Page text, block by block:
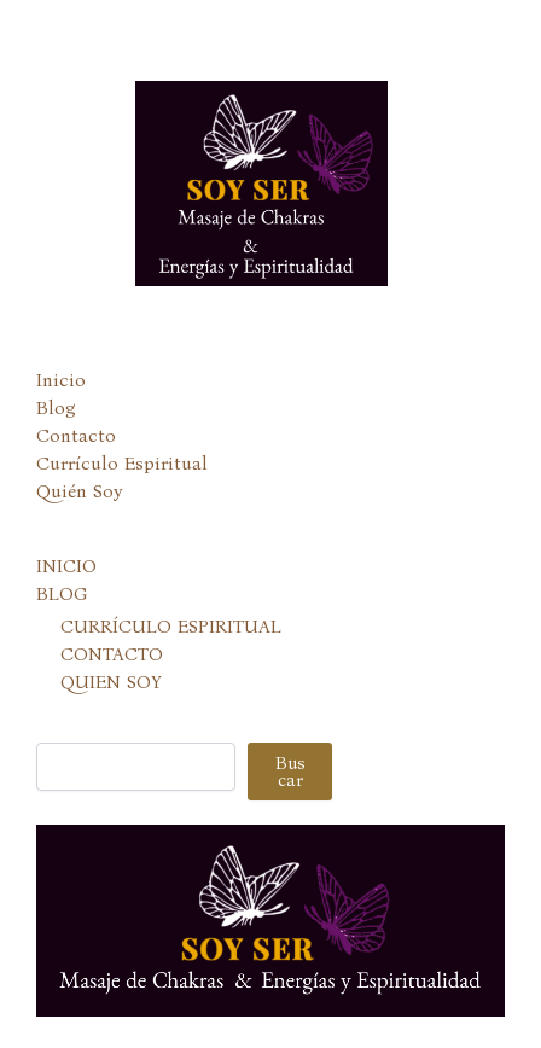
Inicio
Blog
Contacto
Currículo Espiritual
Quién Soy
INICIO
BLOG
CURRÍCULO ESPIRITUAL
CONTACTO
QUIEN SOY
Buscar Bus
car